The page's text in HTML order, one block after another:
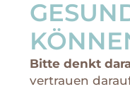
Bitte denkt
vertrauen